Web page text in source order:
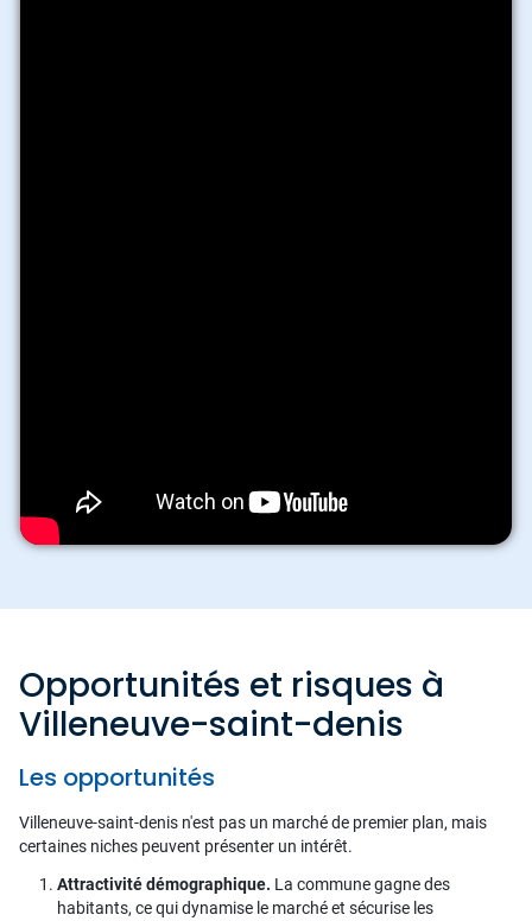
Opportunités et risques à
Villeneuve-saint-denis
Les opportunités
Villeneuve-saint-denis n'est pas un marché de premier plan, mais
certaines niches peuvent présenter un intérêt.
Attractivité démographique. La commune gagne des
habitants, ce qui dynamise le marché et sécurise les